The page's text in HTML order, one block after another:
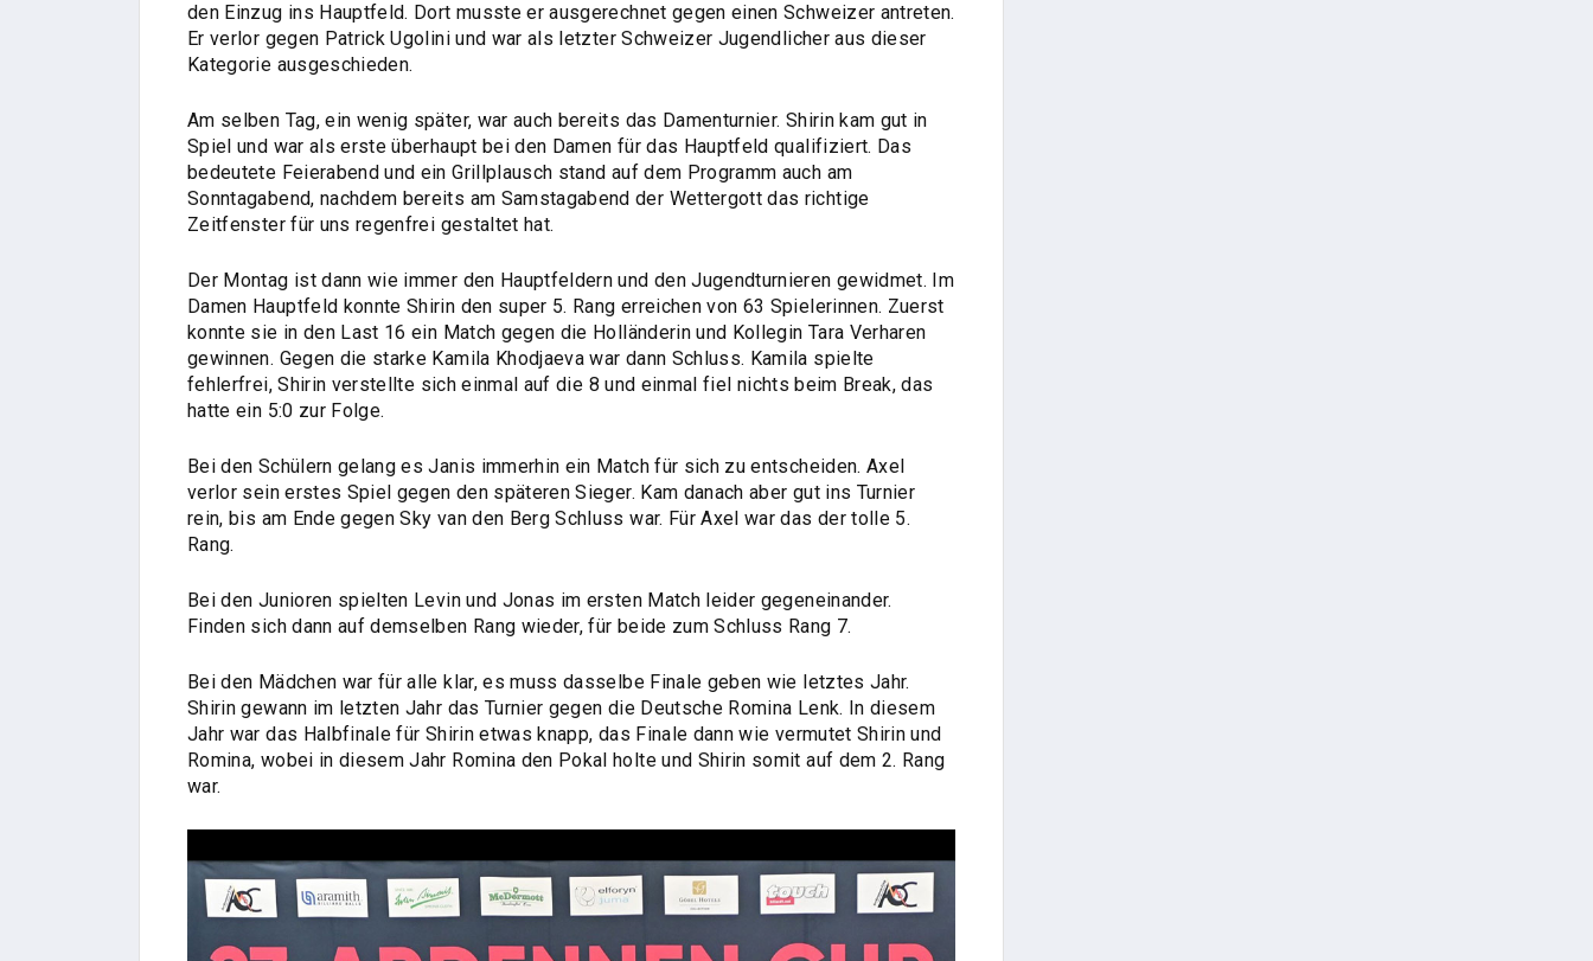
den Einzug ins Hauptfeld. Dort musste er ausgerechnet gegen einen Schweizer antreten.
Er verlor gegen Patrick Ugolini und war als letzter Schweizer Jugendlicher aus dieser
Kategorie ausgeschieden.
Am selben Tag, ein wenig später, war auch bereits das Damenturnier. Shirin kam gut in
Spiel und war als erste überhaupt bei den Damen für das Hauptfeld qualifiziert. Das
bedeutete Feierabend und ein Grillplausch stand auf dem Programm auch am
Sonntagabend, nachdem bereits am Samstagabend der Wettergott das richtige
Zeitfenster für uns regenfrei gestaltet hat.
Der Montag ist dann wie immer den Hauptfeldern und den Jugendturnieren gewidmet. Im
Damen Hauptfeld konnte Shirin den super 5. Rang erreichen von 63 Spielerinnen. Zuerst
konnte sie in den Last 16 ein Match gegen die Holländerin und Kollegin Tara Verharen
gewinnen. Gegen die starke Kamila Khodjaeva war dann Schluss. Kamila spielte
fehlerfrei, Shirin verstellte sich einmal auf die 8 und einmal fiel nichts beim Break, das
hatte ein 5:0 zur Folge.
Bei den Schülern gelang es Janis immerhin ein Match für sich zu entscheiden. Axel
verlor sein erstes Spiel gegen den späteren Sieger. Kam danach aber gut ins Turnier
rein, bis am Ende gegen Sky van den Berg Schluss war. Für Axel war das der tolle 5.
Rang.
Bei den Junioren spielten Levin und Jonas im ersten Match leider gegeneinander.
Finden sich dann auf demselben Rang wieder, für beide zum Schluss Rang 7.
Bei den Mädchen war für alle klar, es muss dasselbe Finale geben wie letztes Jahr.
Shirin gewann im letzten Jahr das Turnier gegen die Deutsche Romina Lenk. In diesem
Jahr war das Halbfinale für Shirin etwas knapp, das Finale dann wie vermutet Shirin und
Romina, wobei in diesem Jahr Romina den Pokal holte und Shirin somit auf dem 2. Rang
war.